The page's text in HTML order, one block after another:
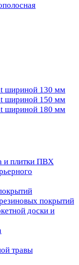
шириной 130 мм
шириной 150 мм
шириной 180 мм
и плитки ПВХ
покрытий
доски и
травы